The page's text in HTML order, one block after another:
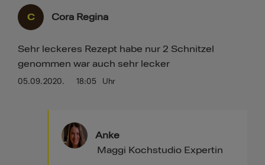
C Cora Regina
05.09.2020. 18:05 Uhr
Sehr leckeres Rezept habe nur 2 Schnitzel
genommen war auch sehr lecker
Anke
Maggi Kochstudio Expertin